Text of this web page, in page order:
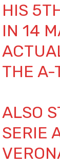
HIS
IN 14
THE A-
ALSO
SERIE